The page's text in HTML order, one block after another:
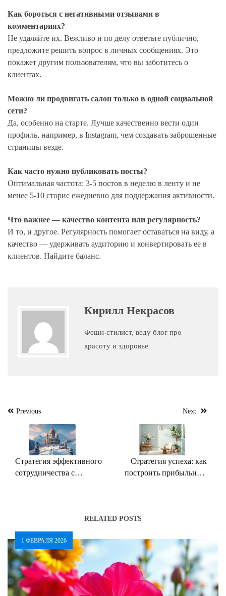
Как бороться с негативными отзывами в
комментариях?
Не удаляйте их. Вежливо и по делу ответьте публично,
предложите решить вопрос в личных сообщениях. Это
покажет другим пользователям, что вы заботитесь о
клиентах.
Можно ли продвигать салон только в одной социальной
сети?
Да, особенно на старте. Лучше качественно вести один
профиль, например, в Instagram, чем создавать заброшенные
страницы везде.
Как часто нужно публиковать посты?
Оптимальная частота: 3-5 постов в неделю в ленту и не
менее 5-10 сторис ежедневно для поддержания активности.
Что важнее — качество контента или регулярность?
И то, и другое. Регулярность помогает оставаться на виду, а
качество — удерживать аудиторию и конвертировать ее в
клиентов. Найдите баланс.
Кирилл Некрасов
Фешн-стилист, веду блог про
красоту и здоровье
Навигация
записям
Previous
Стратегия эффективного
сотрудничества с
достичь максимального
Next
Стратегия успеха: как
построить прибыльный
RELATED POSTS
1 ФЕВРАЛЯ 2026